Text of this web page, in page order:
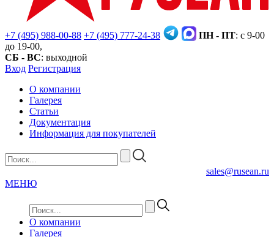
+7 (495) 988-00-88 +7 (495) 777-24-38 ПН - ПТ: с 9-00
до 19-00,
СБ - ВС: выходной
Вход Регистрация
О компании
Галерея
Статьи
Документация
Информация для покупателей
sales@rusean.ru
МЕНЮ
О компании
Галерея